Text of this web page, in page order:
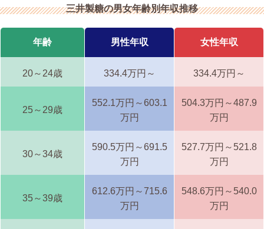
三井製糖の男女年齢別年収推移
年齢 男性年収 女性年収
20～24歳 334.4万円～ 334.4万円～
25～29歳
552.1万円～603.1
万円
504.3万円～487.9
万円
30～34歳
590.5万円～691.5
万円
527.7万円～521.8
万円
35～39歳
612.6万円～715.6
万円
548.6万円～540.0
万円